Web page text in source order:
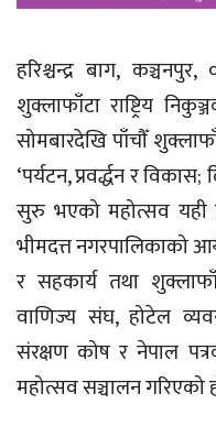
हरिश्चन्द्र बाग,
शुक्लाफाँटा राष्ट्रिय
सोमबारदेखि पाँचौँ
‘पर्यटन, प्रवर्द्धन र
सुरु भएको महोत्सव यही
भीमदत्त नगरपालिकाको
र सहकार्य तथा
वाणिज्य संघ, होटेल
संरक्षण कोष र नेपाल
महोत्सव सञ्चालन गरिएको